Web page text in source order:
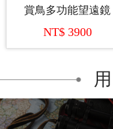
賞鳥多功能望遠鏡
NT$ 3900